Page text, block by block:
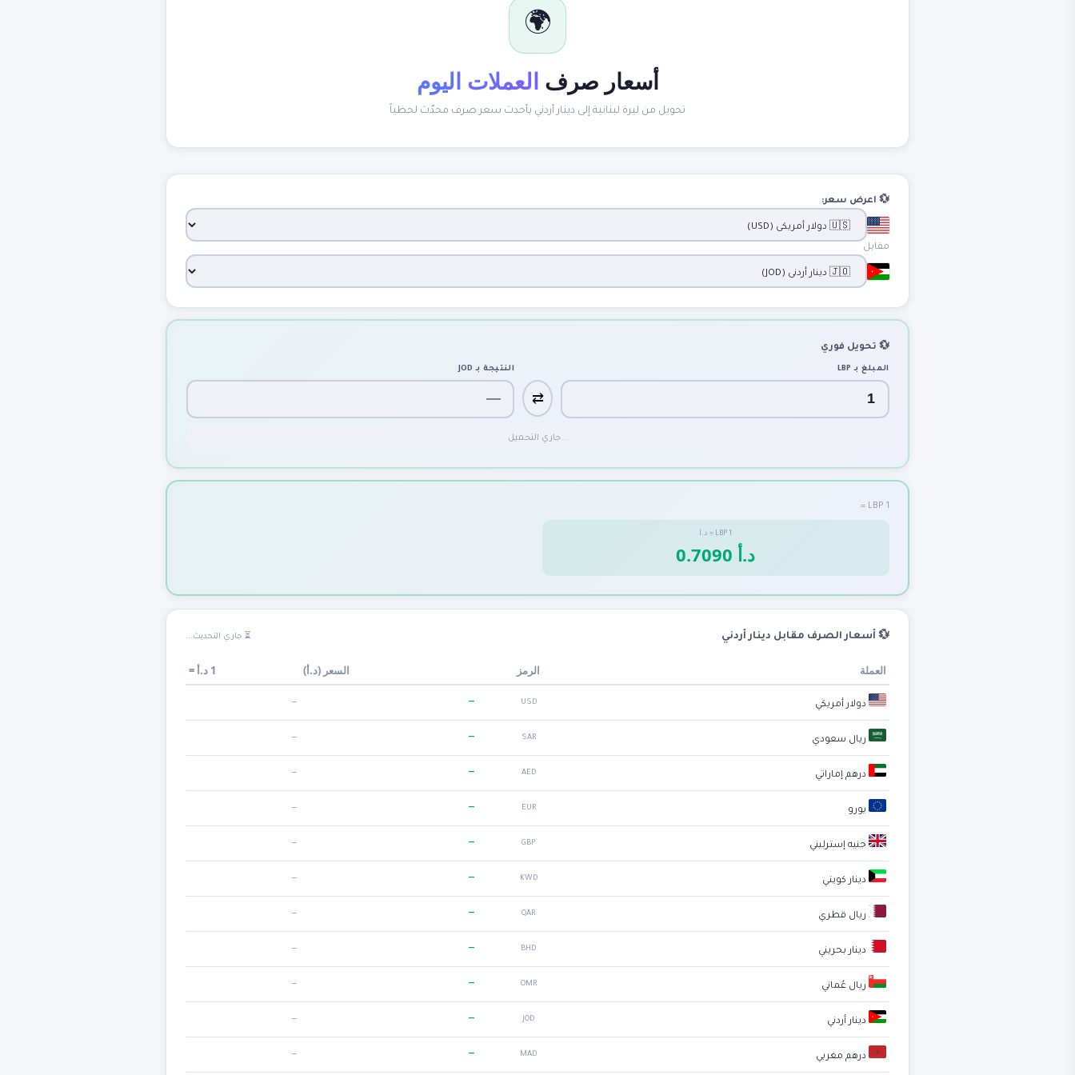
🌍
أسعار صرف العملات اليوم
تحويل من ليرة لبنانية إلى دينار أردني بأحدث سعر صرف محدّث لحظياً
💱 اعرض سعر:
مقابل
💱 تحويل فوري
المبلغ بـ LBP
⇄
النتيجة بـ JOD
جاري التحميل...
1 LBP =
1
LBP
= د.أ
0.7090 د.أ
💱 أسعار الصرف مقابل دينار أردني ⏳ جاري التحديث...
العملة الرمز السعر (د.أ)
1 د.أ=
دولار أمريكي USD
—
—
ريال سعودي SAR
—
—
درهم إماراتي AED
—
—
يورو EUR
—
—
جنيه إسترليني GBP
—
—
دينار كويتي KWD
—
—
ريال قطري QAR
—
—
دينار بحريني BHD
—
—
ريال عُماني OMR
—
—
دينار أردني JOD
—
—
درهم مغربي MAD
—
—